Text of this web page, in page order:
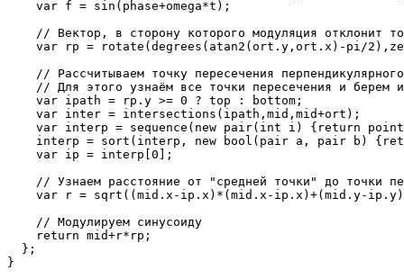
    var f = sin(phase+omega*t);
// Вектор, в сторону которого модуляция отклонит
var rp = rotate(degrees(atan2(ort.y,ort.x)-pi/
// Рассчитываем точку пересечения
// Для этого узнаём все точки пересечения и берем
    var ipath = rp.y >= 0 ? top : bottom;
    var inter = intersections(ipath,mid,mid+ort);
var interp = sequence(new pair(int i) {return
interp = sort(interp, new bool(pair a, pair b)
    var ip = interp[0];
// Узнаем расстояние от "средней точки" до точки
var r = sqrt((mid.x-ip.x)*(mid.x-ip.x)+(mid.y-
    // Модулируем синусоиду
    return mid+r*rp;
  };
}